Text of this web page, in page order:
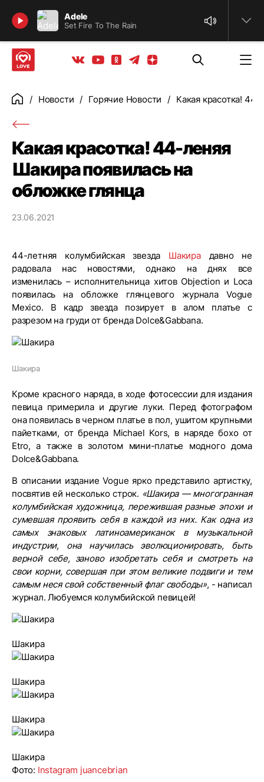
Adele
Set Fire To The Rain
Найти
Вконтакте
YoutubeОдноклассники
ТелеграмЯндекс дзен
ГлавнаяНовости Горячие Новости Какая красотка!
Какая красотка! 44-леняя
Шакира появилась на
обложке глянца
23.06.2021
44-летняя колумбийская звезда Шакирадавно не
радовала нас новостями, однако на днях все
изменилась – исполнительница хитов Objection и Loca
появилась на обложке глянцевого журнала Vogue
Mexico. В кадр звезда позирует в алом платье с
разрезом на груди от бренда Dolce&Gabbana.
Шакира
Кроме красного наряда, в ходе фотосессии для издания
певица примерила и другие луки. Перед фотографом
она появилась в черном платье в пол, ушитом крупными
пайетками, от бренда Michael Kors, в наряде бохо от
Etro, а также в золотом мини-платье модного дома
Dolce&Gabbana.
В описании издание Vogue ярко представило артистку,
посвятив ей несколько строк. «Шакира — многогранная
колумбийская художница, пережившая разные эпохи и
сумевшая проявить себя в каждой из них. Как одна из
самых знаковых латиноамериканок в музыкальной
индустрии, она научилась эволюционировать, быть
верной себе, заново изобретать себя и смотреть на
свои корни, совершая при этом великие подвиги и тем
самым неся свой собственный флаг свободы», - написал
журнал. Любуемся колумбийской певицей!
Шакира
Шакира
Шакира
Шакира
Фото: Instagram juancebrian